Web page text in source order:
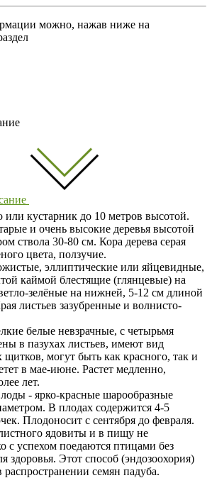
можно, нажав ниже на
или кустарник до 10 метров высотой.
и очень высокие деревья высотой
ствола 30-80 см. Кора дерева серая
цвета, ползучие.
эллиптические или яйцевидные,
каймой блестящие (глянцевые) на
зелёные на нижней, 5-12 см длиной
листьев зазубренные и волнисто-
белые невзрачные, с четырьмя
в пазухах листьев, имеют вид
щитков, могут быть как красного, так и
в мае-июне. Растет медленно,
лет.
- ярко-красные шарообразные
В плодах содержится 4-5
Плодоносит с сентября до февраля.
ядовиты и в пищу не
с успехом поедаются птицами без
здоровья. Этот способ (эндозоохория)
семян падуба.